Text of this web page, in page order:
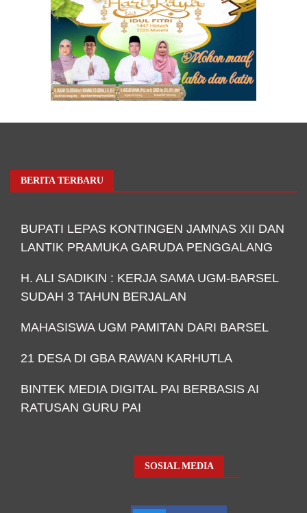
BERITA TERBARU
BUPATI LEPAS KONTINGEN JAMNAS XII DAN
LANTIK PRAMUKA GARUDA PENGGALANG
H. ALI SADIKIN : KERJA SAMA UGM-BARSEL
SUDAH 3 TAHUN BERJALAN
MAHASISWA UGM PAMITAN DARI BARSEL
21 DESA DI GBA RAWAN KARHUTLA
BINTEK MEDIA DIGITAL PAI BERBASIS AI
RATUSAN GURU PAI
SOSIAL MEDIA